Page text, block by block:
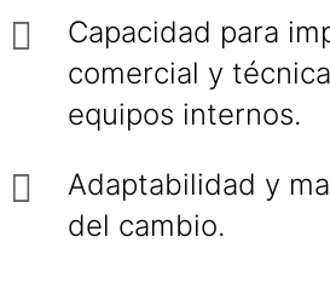
Capacidad para
comercial y
equipos internos.
Adaptabilidad y
del cambio.